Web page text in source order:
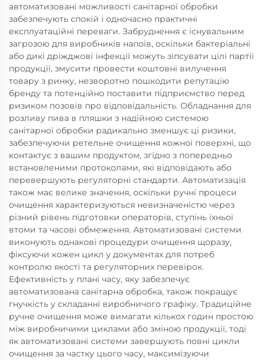
автоматизовані можливості санітарної обробки
забезпечують спокій і одночасно практичні
експлуатаційні переваги. Забруднення є існувальним
загрозою для виробників напоїв, оскільки бактеріальні
або дикі дріжджові інфекції можуть зіпсувати цілі партії
продукції, змусити провести коштовні вилучення
товару з ринку, незворотно пошкодити репутацію
бренду та потенційно поставити підприємство перед
ризиком позовів про відповідальність. Обладнання для
розливу пива в пляшки з надійною системою
санітарної обробки радикально зменшує ці ризики,
забезпечуючи ретельне очищення кожної поверхні, що
контактує з вашим продуктом, згідно з попередньо
встановленими протоколами, які відповідають або
перевершують регуляторні стандарти. Автоматизація
також має велике значення, оскільки ручні процеси
очищення характеризуються невизначеністю через
різний рівень підготовки операторів, ступінь їхньої
втоми та часові обмеження. Автоматизовані системи
виконують однакові процедури очищення щоразу,
фіксуючи кожен цикл у документах для потреб
контролю якості та регуляторних перевірок.
Ефективність у плані часу, яку забезпечує
автоматизована санітарна обробка, також покращує
гнучкість у складанні виробничого графіку. Традиційне
ручне очищення може вимагати кількох годин простою
між виробничими циклами або зміною продукції, тоді
як автоматизовані системи завершують повні цикли
очищення за частку цього часу, максимізуючи